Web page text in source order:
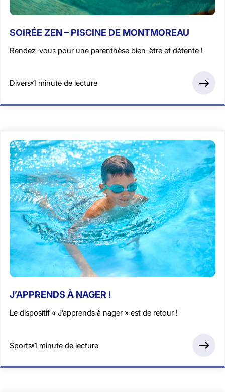
SOIRÉE ZEN – PISCINE DE MONTMOREAU
Rendez-vous pour une parenthèse bien-être et détente !
Divers 1 minute de lecture
J’APPRENDS À NAGER !
Le dispositif « J’apprends à nager » est de retour !
Sports 1 minute de lecture